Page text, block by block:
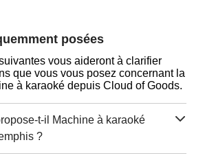
posées
vous aideront à clarifier
que vous vous posez concernant la
à karaoké depuis Cloud of Goods.
t-il Machine à karaoké
?